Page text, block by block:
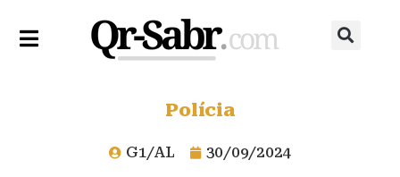
Polícia
G1/AL 30/09/2024